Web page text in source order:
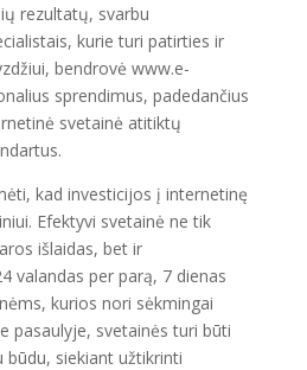
rezultatų, svarbu
kurie turi patirties ir
bendrovė www.e-
sprendimus, padedančius
svetainė atitiktų
kad investicijos į internetinę
Efektyvi svetainė ne tik
išlaidas, bet ir
valandas per parą, 7 dienas
kurios nori sėkmingai
pasaulyje, svetainės turi būti
siekiant užtikrinti